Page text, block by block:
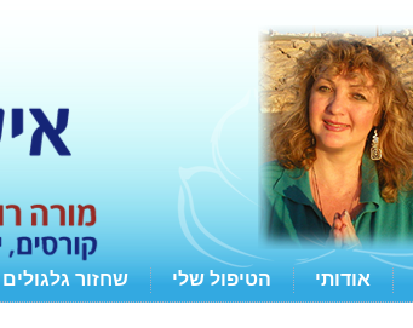
אודותי הטיפול שלי שחזור גלגולים